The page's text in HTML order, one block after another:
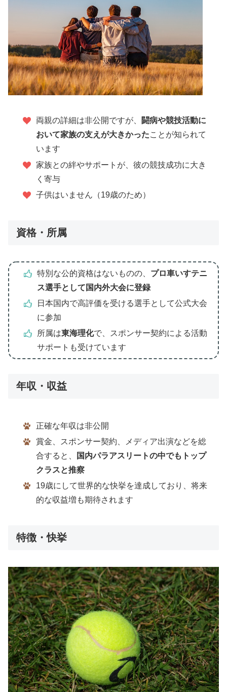
両親の詳細は非公開ですが、
闘病や競技活動に
おいて家族の支えが大きかったことが知られて
います
家族との絆やサポートが、彼の競技成功に大き
く寄与
子供はいません（19歳のため）
資格・所属
特別な公的資格はないものの、 プロ車いすテニ
ス選手として国内外大会に登録
日本国内で高評価を受ける選手として公式大会
に参加
所属は東海理化で、スポンサー契約による活動
サポートも受けています
年収・収益
正確な年収は非公開
賞金、スポンサー契約、メディア出演などを総
合すると、
国内パラアスリートの中でもトップ
クラスと推察
19歳にして世界的な快挙を達成しており、将来
的な収益増も期待されます
特徴・快挙